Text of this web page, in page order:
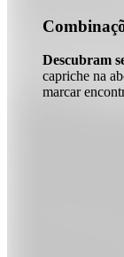
Descubram
capriche na
marcar